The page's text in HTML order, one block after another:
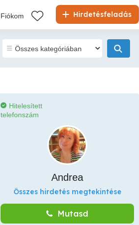
Hirdetésfeladás
Fiókom
Hitelesített
telefonszám
Andrea
Összes hirdetés megtekintése
Mutasd